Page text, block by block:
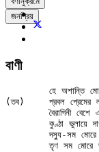
জনপ্রিয়
বাণী
(তব)	প্রবল প্রেমের লাগি ভবন হ’তে।
	বৈরাগিনী বেশে এসেছি বাহির পথে।।
	দস্যু-সম মোরে কর লুণ্ঠন,
	তৃণ সম মোরে ভাসাইয়া ল’য়ে যাও —